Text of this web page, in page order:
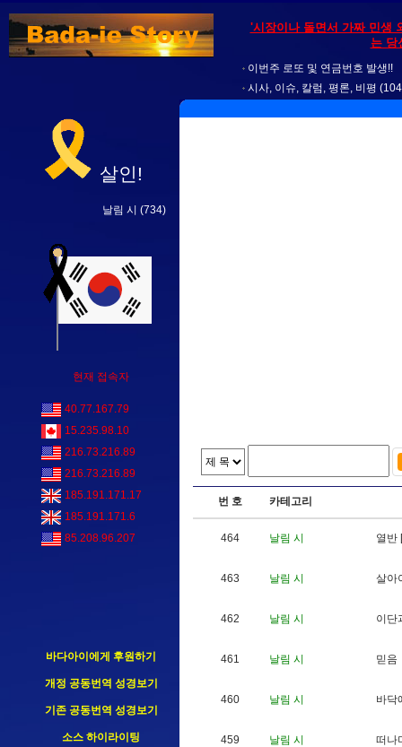
'시장이나 돌면서 가짜 민생
는 당
이번주 로또 및 연금번호 발생!!
시사, 이슈, 칼럼, 평론, 비평
살인!
날림 시 (734)
현재 접속자
40.77.167.79
15.235.98.10
216.73.216.89
216.73.216.89
185.191.171.17
185.191.171.6
85.208.96.207
바다아이에게 후원하기
개정 공동번역 성경보기
기존 공동번역 성경보기
소스 하이라이팅
번 호 카테고리
464 날림 시 열 반
463 날림 시 살아
462 날림 시 이 단
461 날림 시 믿음
460 날림 시 바닥
459 날림 시 떠 나